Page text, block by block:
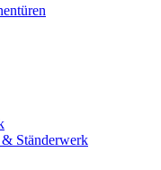
Ständerwerk